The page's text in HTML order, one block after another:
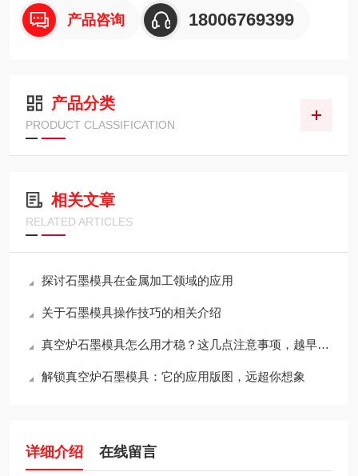
产品咨询 18006769399
产品分类
PRODUCT CLASSIFICATION
相关文章
RELATED ARTICLES
探讨石墨模具在金属加工领域的应用
关于石墨模具操作技巧的相关介绍
真空炉石墨模具怎么用才稳？这几点注意事项，越早知道越省心
解锁真空炉石墨模具：它的应用版图，远超你想象
详细介绍 在线留言